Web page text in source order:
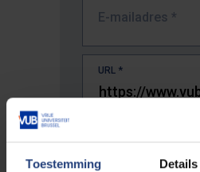
Toestemming Details
E-mailadres *
URL *
De volledige URL van de